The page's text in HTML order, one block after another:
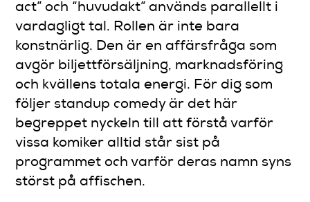
act” och “huvudakt” används parallellt i
vardagligt tal. Rollen är inte bara
konstnärlig. Den är en affärsfråga som
avgör biljettförsäljning, marknadsföring
och kvällens totala energi. För dig som
följer standup comedy är det här
begreppet nyckeln till att förstå varför
vissa komiker alltid står sist på
programmet och varför deras namn syns
störst på affischen.